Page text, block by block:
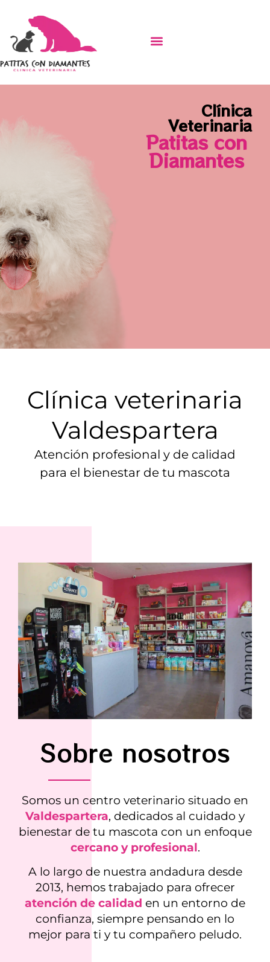
Clínica
Veterinaria
Patitas con
Diamantes
Clínica veterinaria
Valdespartera
Atención profesional y de calidad
para el bienestar de tu mascota
Sobre nosotros
Somos un centro veterinario situado en
Valdespartera, dedicados al cuidado y
bienestar de tu mascota con un enfoque
cercano y profesional.
A lo largo de nuestra andadura desde
2013, hemos trabajado para ofrecer
atención de calidad en un entorno de
confianza, siempre pensando en lo
mejor para ti y tu compañero peludo.